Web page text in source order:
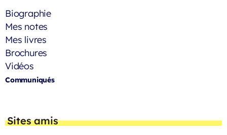
Biographie
Mes notes
Mes livres
Brochures
Vidéos
Communiqués
Sites amis